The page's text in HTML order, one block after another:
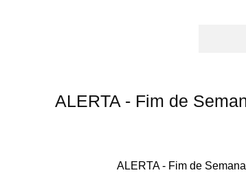
ALERTA - Fim de
ALERTA - Fim de